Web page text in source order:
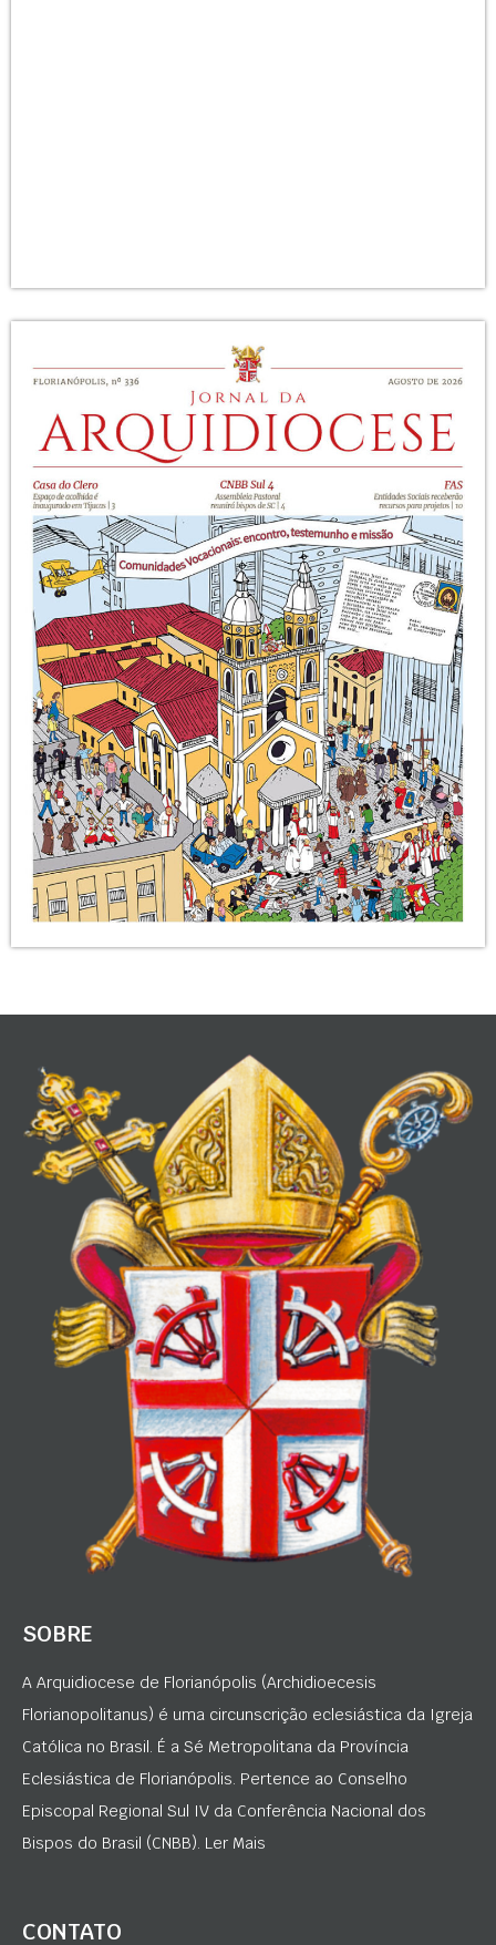
SOBRE
A Arquidiocese de Florianópolis (Archidioecesis
Florianopolitanus) é uma circunscrição eclesiástica da Igreja
Católica no Brasil. É a Sé Metropolitana da Província
Eclesiástica de Florianópolis. Pertence ao Conselho
Episcopal Regional Sul IV da Conferência Nacional dos
Bispos do Brasil (CNBB). Ler Mais
CONTATO